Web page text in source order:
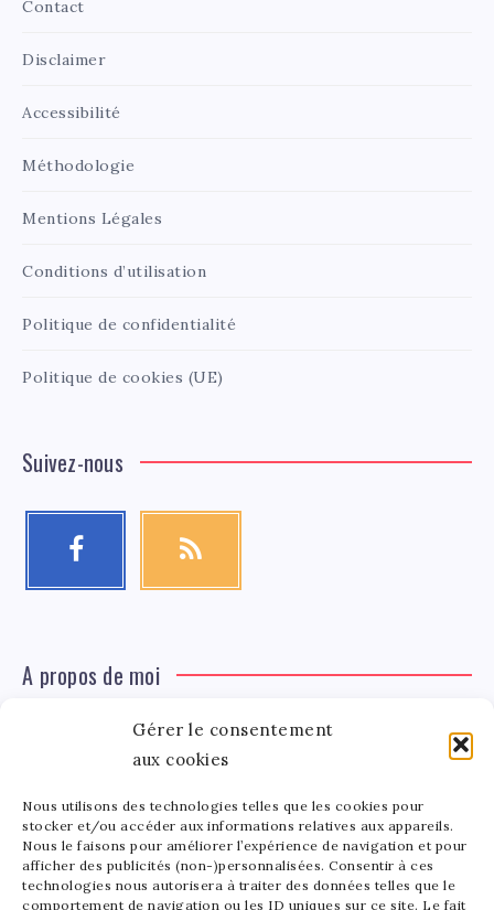
Gérer le consentement
aux cookies
Nous utilisons des technologies telles que les cookies pour
stocker et/ou accéder aux informations relatives aux appareils.
Nous le faisons pour améliorer l’expérience de navigation et pour
afficher des publicités (non-)personnalisées. Consentir à ces
technologies nous autorisera à traiter des données telles que le
comportement de navigation ou les ID uniques sur ce site. Le fait
Contact
Disclaimer
Accessibilité
Méthodologie
Mentions Légales
Conditions d’utilisation
Politique de confidentialité
Politique de cookies (UE)
Suivez-nous
A propos de moi
Tinger
Léa Tinger
Fondatrice
Fondatrice de FortunedeStar.com, je fusionne ma
passion pour les cultures et l'économie des célébrités.
Entre la gestion de mon site et la poterie, je trouve le